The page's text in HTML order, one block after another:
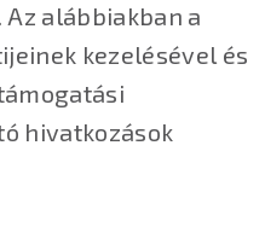
alábbiakban a
kezelésével és
hivatkozások